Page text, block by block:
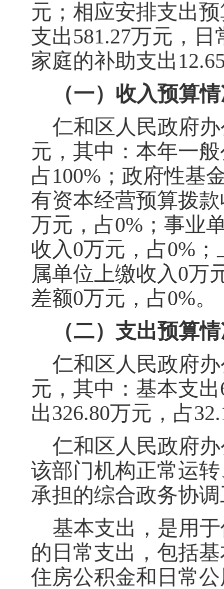
元 ； 相应安排支出
支出581.27万元，日
家庭的补助支出
（一）收入预算
仁和区人民政府
元 ，其中： 本年一
占100% ；政府性基
有资本经营预算拨
万元 ， 占0% ； 事业
收入0万元 ， 占0%
属单位 上缴收入0万
差额0万元， 占0%。
（二）支出预算
仁和区人民政府
元 ，其中：基本支出
出326.80万元 ，占
仁和区人民政府
该部门机构正常运
承担的综合政务协调
基本支出，是用
的日常支出，包括
住房公积金和日常